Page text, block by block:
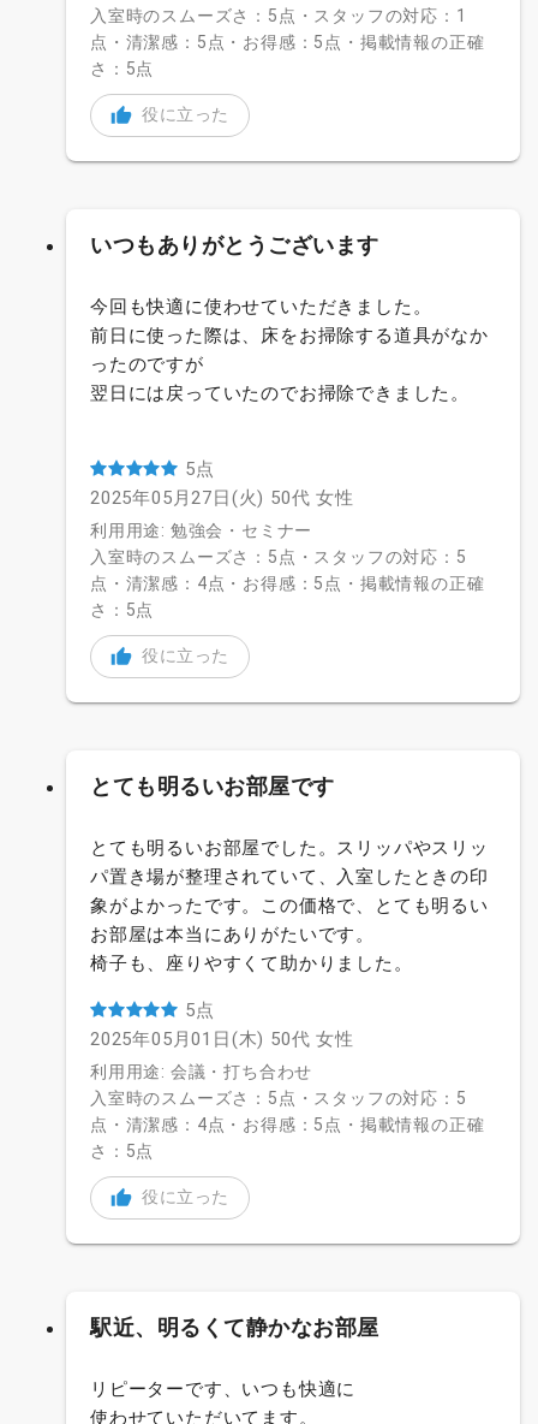
入室時のスムーズさ：5点・スタッフの対応：1
点・清潔感：5点・お得感：5点・掲載情報の正確
さ：5点
役に立った
いつもありがとうございます
今回も快適に使わせていただきました。
前日に使った際は、床をお掃除する道具がなか
ったのですが
翌日には戻っていたのでお掃除できました。
5点
2025年05月27日(火) 50代 女性
利用用途: 勉強会・セミナー
入室時のスムーズさ：5点・スタッフの対応：5
点・清潔感：4点・お得感：5点・掲載情報の正確
さ：5点
役に立った
とても明るいお部屋です
とても明るいお部屋でした。スリッパやスリッ
パ置き場が整理されていて、入室したときの印
象がよかったです。この価格で、とても明るい
お部屋は本当にありがたいです。
椅子も、座りやすくて助かりました。
5点
2025年05月01日(木) 50代 女性
利用用途: 会議・打ち合わせ
入室時のスムーズさ：5点・スタッフの対応：5
点・清潔感：4点・お得感：5点・掲載情報の正確
さ：5点
役に立った
駅近、明るくて静かなお部屋
リピーターです、いつも快適に
使わせていただいてます。